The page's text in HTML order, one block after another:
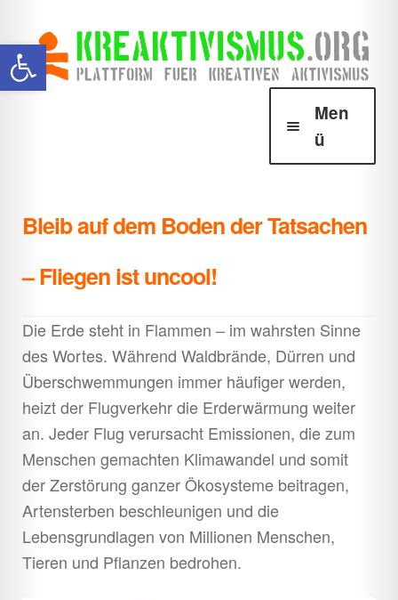
Werkzeugleiste öffnen Zur
Navigation
springen
Zum
Inhalt
springen
Men
ü
öffnen
Howtos
Downloads
Shop
öffnen
Bleib auf dem Boden der Tatsachen
– Fliegen ist uncool!
Die Erde steht in Flammen – im wahrsten Sinne
des Wortes. Während Waldbrände, Dürren und
Überschwemmungen immer häufiger werden,
heizt der Flugverkehr die Erderwärmung weiter
an. Jeder Flug verursacht Emissionen, die zum
Menschen gemachten Klimawandel und somit
der Zerstörung ganzer Ökosysteme beitragen,
Artensterben beschleunigen und die
Lebensgrundlagen von Millionen Menschen,
Tieren und Pflanzen bedrohen.